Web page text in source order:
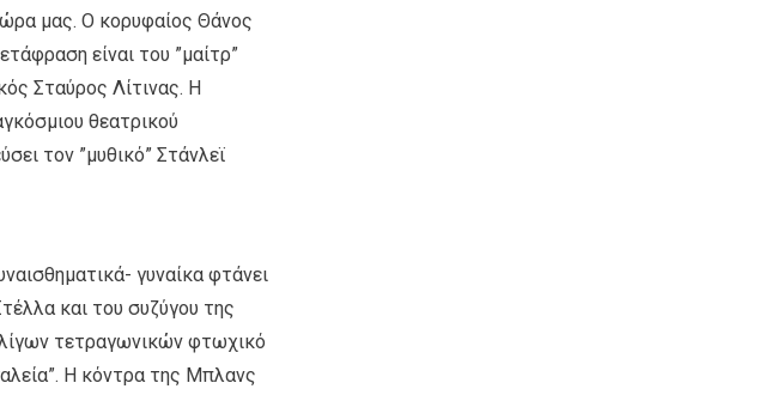
μας. Ο κορυφαίος Θάνος
είναι του ”μαίτρ”
Σταύρος Λίτινας. Η
θεατρικού
τον ”μυθικό” Στάνλεϊ
γυναίκα φτάνει
και του συζύγου της
τετραγωνικών φτωχικό
Η κόντρα της Μπλανς